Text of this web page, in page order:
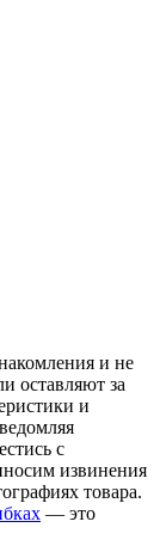
и не
оставляют за
и
с
извинения
товара.
— это